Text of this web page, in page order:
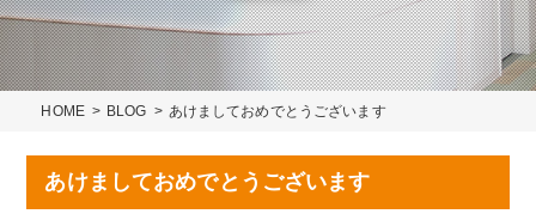
HOME BLOG あけましておめでとうございます
あけましておめでとうございます